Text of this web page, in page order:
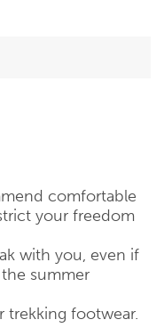
comfortable
your freedom
with you, even if
summer
trekking footwear.